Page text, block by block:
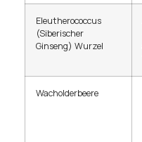
Eleutherococcus
(Siberischer
Ginseng) Wurzel
Wacholderbeere